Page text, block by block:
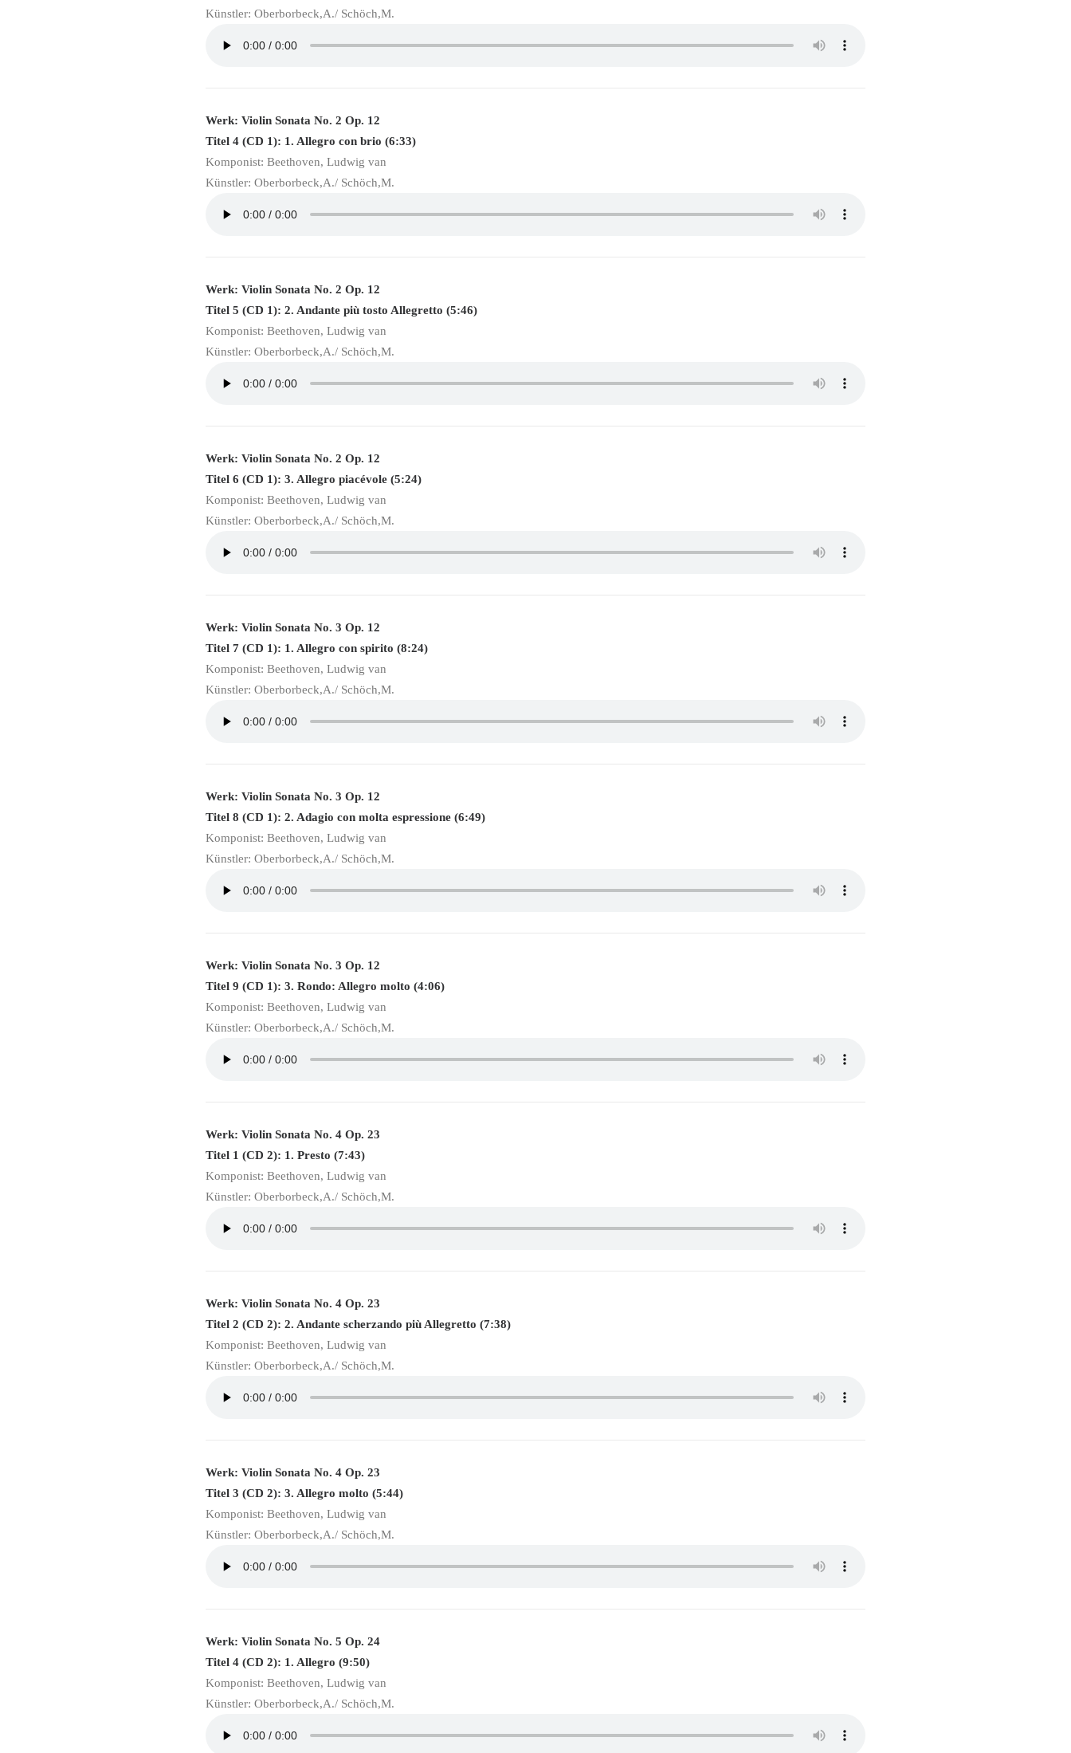
Künstler: Oberborbeck,A./ Schöch,M.
Werk: Violin Sonata No. 2 Op. 12
Titel 4 (CD 1): 1. Allegro con brio (6:33)
Komponist: Beethoven, Ludwig van
Künstler: Oberborbeck,A./ Schöch,M.
Werk: Violin Sonata No. 2 Op. 12
Titel 5 (CD 1): 2. Andante più tosto Allegretto (5:46)
Komponist: Beethoven, Ludwig van
Künstler: Oberborbeck,A./ Schöch,M.
Werk: Violin Sonata No. 2 Op. 12
Titel 6 (CD 1): 3. Allegro piacévole (5:24)
Komponist: Beethoven, Ludwig van
Künstler: Oberborbeck,A./ Schöch,M.
Werk: Violin Sonata No. 3 Op. 12
Titel 7 (CD 1): 1. Allegro con spirito (8:24)
Komponist: Beethoven, Ludwig van
Künstler: Oberborbeck,A./ Schöch,M.
Werk: Violin Sonata No. 3 Op. 12
Titel 8 (CD 1): 2. Adagio con molta espressione (6:49)
Komponist: Beethoven, Ludwig van
Künstler: Oberborbeck,A./ Schöch,M.
Werk: Violin Sonata No. 3 Op. 12
Titel 9 (CD 1): 3. Rondo: Allegro molto (4:06)
Komponist: Beethoven, Ludwig van
Künstler: Oberborbeck,A./ Schöch,M.
Werk: Violin Sonata No. 4 Op. 23
Titel 1 (CD 2): 1. Presto (7:43)
Komponist: Beethoven, Ludwig van
Künstler: Oberborbeck,A./ Schöch,M.
Werk: Violin Sonata No. 4 Op. 23
Titel 2 (CD 2): 2. Andante scherzando più Allegretto (7:38)
Komponist: Beethoven, Ludwig van
Künstler: Oberborbeck,A./ Schöch,M.
Werk: Violin Sonata No. 4 Op. 23
Titel 3 (CD 2): 3. Allegro molto (5:44)
Komponist: Beethoven, Ludwig van
Künstler: Oberborbeck,A./ Schöch,M.
Werk: Violin Sonata No. 5 Op. 24
Titel 4 (CD 2): 1. Allegro (9:50)
Komponist: Beethoven, Ludwig van
Künstler: Oberborbeck,A./ Schöch,M.